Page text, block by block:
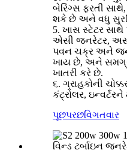
બેરિંગ્સ ફરતી
શકે છે અને વધુ
5. ખાસ સ્ટેટર
એસી જનરેટર,
પવન ચક્ર અને
ખાય છે, અને સમગ્ર
ખાતરી કરે છે.
૬. ગ્રાહકોની
કંટ્રોલર,
પૂછપરછવિગતવાર